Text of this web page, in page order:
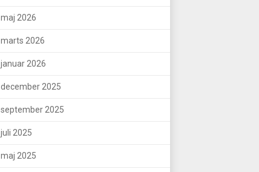
maj 2026
marts 2026
januar 2026
december 2025
september 2025
juli 2025
maj 2025